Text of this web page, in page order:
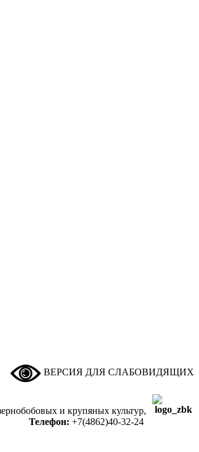
ВЕРСИЯ ДЛЯ СЛАБОВИДЯЩИХ
и крупяных культур,
Телефон: +7(4862)40-32-24